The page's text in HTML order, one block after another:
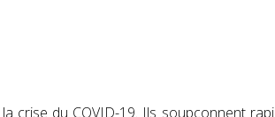
crise du COVID-19. Ils soupçonnent